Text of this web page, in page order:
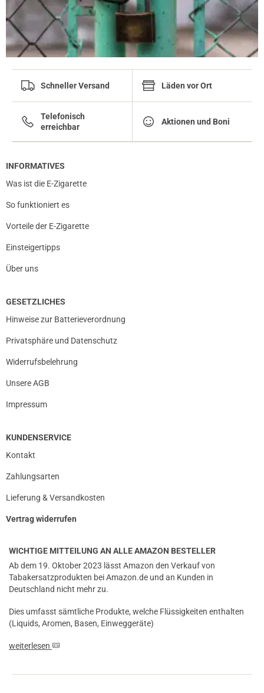
Schneller Versand Läden vor Ort
Telefonisch
erreichbar
Aktionen und Boni
INFORMATIVES
Was ist die E-Zigarette
So funktioniert es
Vorteile der E-Zigarette
Einsteigertipps
Über uns
GESETZLICHES
Hinweise zur Batterieverordnung
Privatsphäre und Datenschutz
Widerrufsbelehrung
Unsere AGB
Impressum
KUNDENSERVICE
Kontakt
Zahlungsarten
Lieferung & Versandkosten
Vertrag widerrufen
WICHTIGE MITTEILUNG AN ALLE AMAZON BESTELLER
Ab dem 19. Oktober 2023 lässt Amazon den Verkauf von
Tabakersatzprodukten bei Amazon.de und an Kunden in
Deutschland nicht mehr zu.
Dies umfasst sämtliche Produkte, welche Flüssigkeiten enthalten
(Liquids, Aromen, Basen, Einweggeräte)
weiterlesen